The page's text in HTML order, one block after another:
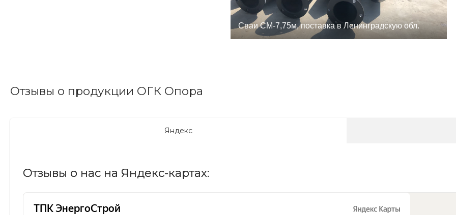
Сваи СМ-7,75м, поставка в Ленинградскую обл.
Отзывы о продукции ОГК Опора
Яндекс
Отзывы о нас на Яндекс-картах: